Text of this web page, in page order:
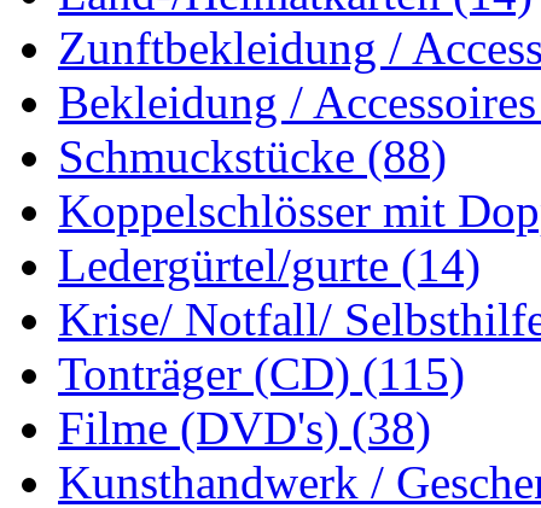
Zunftbekleidung /
Bekleidung /
Schmuckstücke (88)
Koppelschlösser mit
Ledergürtel/gurte (14)
Krise/ Notfall/
Tonträger (CD) (115)
Filme (DVD's) (38)
Kunsthandwerk /